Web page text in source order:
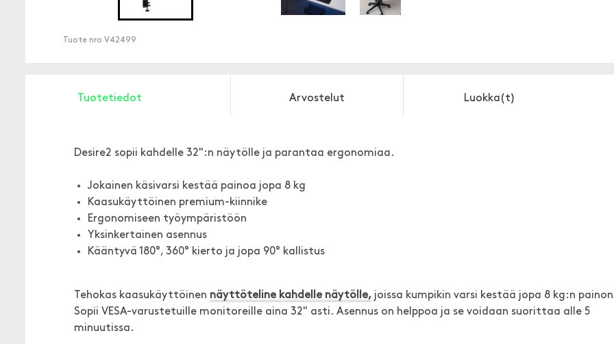
Tuote nro V42499
Tuotetiedot Arvostelut Luokka(t)
Desire2 sopii kahdelle 32":n näytölle ja parantaa ergonomiaa.
Jokainen käsivarsi kestää painoa jopa 8 kg
Kaasukäyttöinen premium-kiinnike
Ergonomiseen työympäristöön
Yksinkertainen asennus
Kääntyvä 180°, 360° kierto ja jopa 90° kallistus
Tehokas kaasukäyttöinen näyttöteline kahdelle näytölle, joissa kumpikin varsi kestää jopa 8 kg:n
Sopii VESA-varustetuille monitoreille aina 32" asti. Asennus on helppoa ja se voidaan suorittaa alle 5
minuutissa.